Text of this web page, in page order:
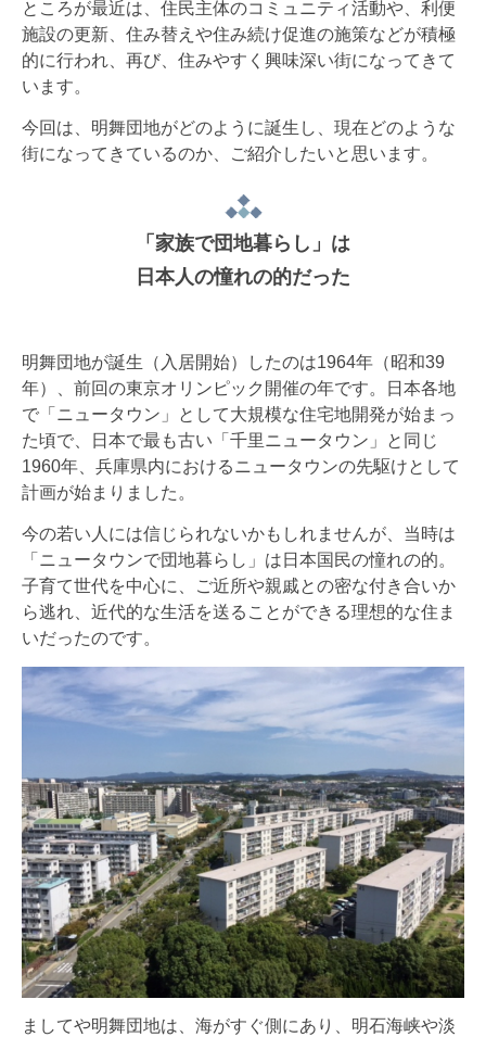
ところが最近は、住民主体のコミュニティ活動や、利便
施設の更新、住み替えや住み続け促進の施策などが積極
的に行われ、再び、住みやすく興味深い街になってきて
います。
今回は、明舞団地がどのように誕生し、現在どのような
街になってきているのか、ご紹介したいと思います。
「家族で団地暮らし」は
日本人の憧れの的だった
明舞団地が誕生（入居開始）したのは1964年（昭和39
年）、前回の東京オリンピック開催の年です。日本各地
で「ニュータウン」として大規模な住宅地開発が始まっ
た頃で、日本で最も古い「千里ニュータウン」と同じ
1960年、兵庫県内におけるニュータウンの先駆けとして
計画が始まりました。
今の若い人には信じられないかもしれませんが、当時は
「ニュータウンで団地暮らし」は日本国民の憧れの的。
子育て世代を中心に、ご近所や親戚との密な付き合いか
ら逃れ、近代的な生活を送ることができる理想的な住ま
いだったのです。
ましてや明舞団地は、海がすぐ側にあり、明石海峡や淡